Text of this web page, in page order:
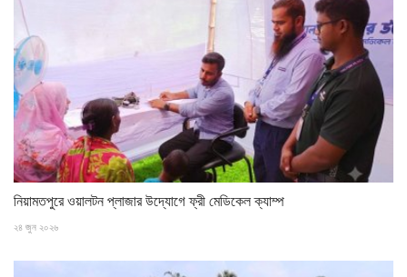
নিয়ামতপুরে ওয়ালটন প্লাজার উদ্যোগে ফ্রী মেডিকেল ক্যাম্প
২৪ জুন ২০২৬